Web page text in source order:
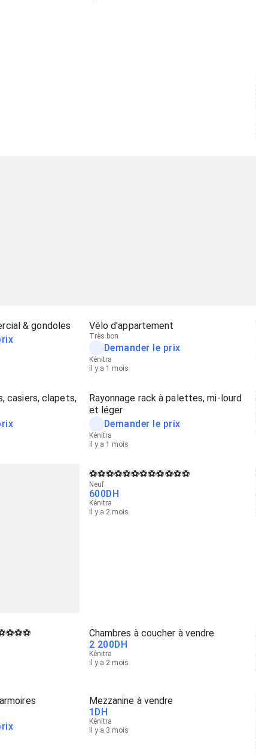
& gondoles
Vélo d'appartement
Très bon
Demander le prix
Kénitra
il y a 1 mois
casiers, clapets,
Rayonnage rack à palettes, mi-lourd
et léger
Demander le prix
Kénitra
il y a 1 mois
⚽⚽⚽⚽⚽⚽⚽⚽⚽⚽⚽⚽
Neuf
600DH
Kénitra
il y a 2 mois
Chambres à coucher à vendre
2 200DH
Kénitra
il y a 2 mois
Mezzanine à vendre
1 DH
Kénitra
il y a 3 mois